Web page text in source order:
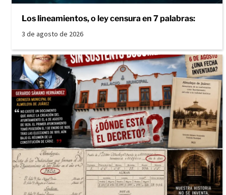
Los lineamientos, o ley censura en 7 palabras:
3 de agosto de 2026